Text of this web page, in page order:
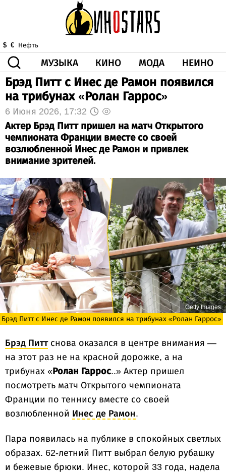
$ € Нефть
МУЗЫКА КИНО МОДА НЕИНО
ЗДОРОВЬЕ КОРОНА ИСКУССТВО
ВИДЕО
ГОРОСКОП
Брэд Питт с Инес де Рамон появился
на трибунах «Ролан Гаррос»
6 Июня 2026, 17:32
Актер Брэд Питт пришел на матч Открытого
чемпионата Франции вместе со своей
возлюбленной Инес де Рамон и привлек
внимание зрителей.
Getty Images
Брэд Питт с Инес де Рамон появился на трибунах «Ролан Гаррос»
Брэд Питтснова оказался в центре внимания —
на этот раз не на красной дорожке, а на
трибунах « Ролан Гаррос..» Актер пришел
посмотреть матч Открытого чемпионата
Франции по теннису вместе со своей
возлюбленной Инес де Рамон.
Пара появилась на публике в спокойных светлых
образах. 62-летний Питт выбрал белую рубашку
и бежевые брюки. Инес, которой 33 года, надела